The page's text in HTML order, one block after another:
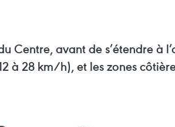
Centre, avant de s’étendre à
à 28 km/h), et les zones